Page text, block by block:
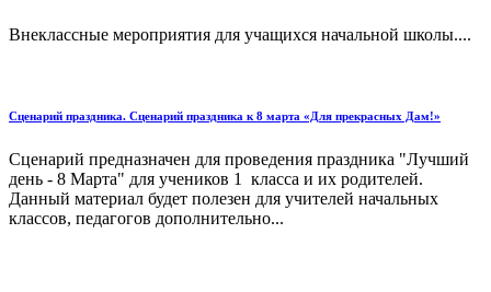
Внеклассные мероприятия для учащихся начальной школы....
Сценарий праздника. Сценарий праздника к 8 марта «Для прекрасных Дам!»
Сценарий предназначен для проведения праздника "Лучший
день - 8 Марта" для учеников 1 класса и их родителей.
Данный материал будет полезен для учителей начальных
классов, педагогов дополнительно...